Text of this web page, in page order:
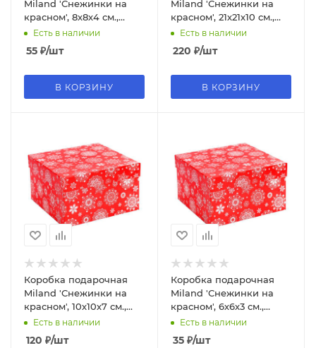
Miland 'Снежинки на
красном', 8х8х4 см.,
квадратная (Серия 11в1),
картон, 0997
Есть в наличии
55 ₽/шт
В КОРЗИНУ
Miland 'Снежинки на
красном', 21х21х10 см.,
квадратная (Серия 11в1),
картон, 1055
Есть в наличии
220 ₽/шт
В КОРЗИНУ
Коробка подарочная
Miland 'Снежинки на
красном', 10х10х7 см.,
квадратная (Серия 5в1),
картон, 1369
Есть в наличии
120 ₽/шт
Коробка подарочная
Miland 'Снежинки на
красном', 6х6х3 см.,
квадратная (Серия 5в1),
картон, 1338
Есть в наличии
35 ₽/шт